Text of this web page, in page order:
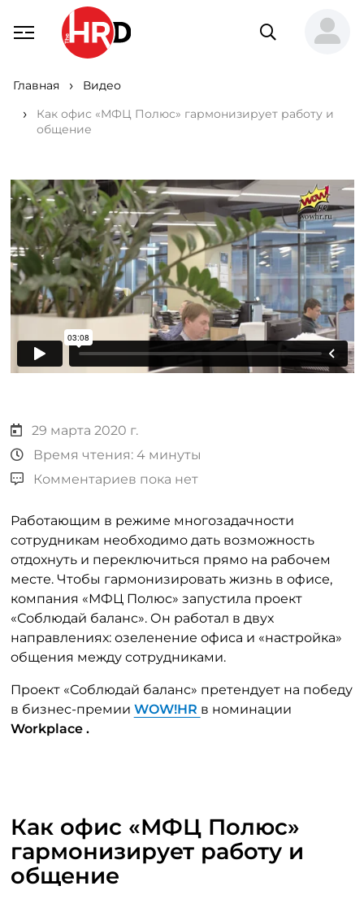
Главная
Видео
Как офис «МФЦ Полюс» гармонизирует работу и
общение
29 марта 2020 г.
Время чтения: 4 минуты
Комментариев пока нет
Работающим в режиме многозадачности
сотрудникам необходимо дать возможность
отдохнуть и переключиться прямо на рабочем
месте. Чтобы гармонизировать жизнь в офисе,
компания «МФЦ Полюс» запустила проект
«Соблюдай баланс». Он работал в двух
направлениях: озеленение офиса и «настройка»
общения между сотрудниками.
Проект «Соблюдай баланс» претендует на победу
в бизнес-премии WOW!HR в номинации
Workplace .
Как офис «МФЦ Полюс»
гармонизирует работу и
общение